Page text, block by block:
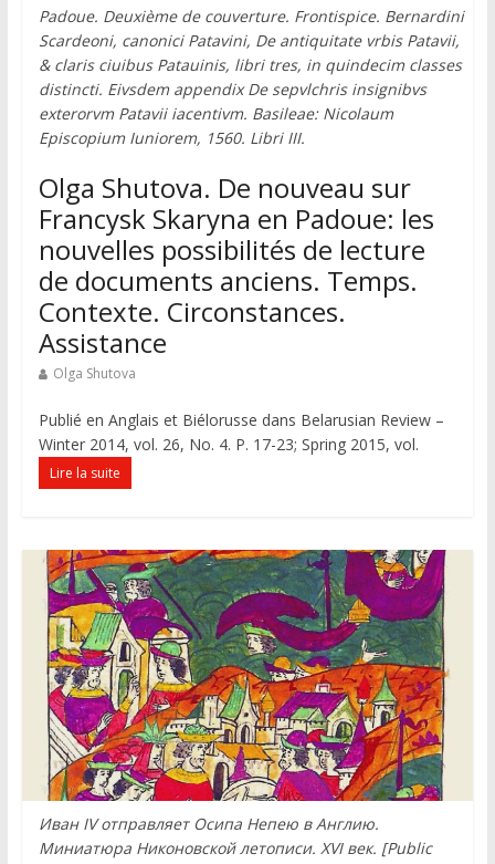
Padoue. Deuxième de couverture. Frontispice. Bernardini
Scardeoni, canonici Patavini, De antiquitate vrbis Patavii,
& claris ciuibus Patauinis, libri tres, in quindecim classes
distincti. Eivsdem appendix De sepvlchris insignibvs
exterorvm Patavii iacentivm. Basileae: Nicolaum
Episcopium Iuniorem, 1560. Libri III.
Olga Shutova. De nouveau sur
Francysk Skaryna en Padoue: les
nouvelles possibilités de lecture
de documents anciens. Temps.
Contexte. Circonstances.
Assistance
Olga Shutova
Publié en Anglais et Biélorusse dans Belarusian Review –
Winter 2014, vol. 26, No. 4. P. 17-23; Spring 2015, vol.
Lire la suite
Иван IV отправляет Осипа Непею в Англию.
Миниатюра Никоновской летописи. XVI век. [Public